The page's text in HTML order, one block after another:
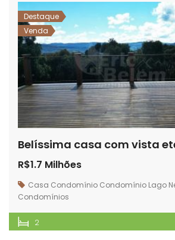
Destaque
Venda
R$1.7 Milhões
Casa Condomínio Condomínio Lago
Condomínios
2